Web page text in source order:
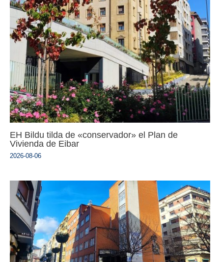
EH Bildu tilda de «conservador» el Plan de
Vivienda de Eibar
2026-08-06